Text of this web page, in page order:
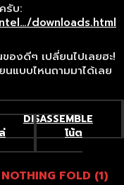
รับ:
downloads.html
งดีๆ เปลี่ยนไปเลยฮะ!
แบบไหนถามมาได้เลย
DISASSEMBLE
โน้ต
FOLD (1)